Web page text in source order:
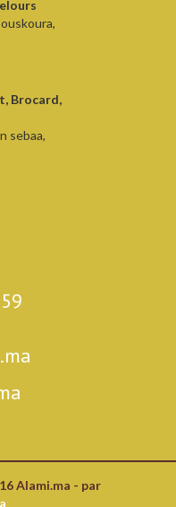
Brocard,
sebaa,
Alami.ma - par